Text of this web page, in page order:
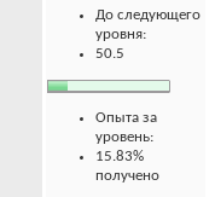
До следующего
уровня:
50.5
Опыта за
уровень:
15.83%
получено